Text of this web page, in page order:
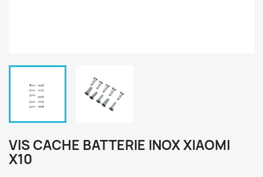
VIS CACHE BATTERIE INOX XIAOMI
X10